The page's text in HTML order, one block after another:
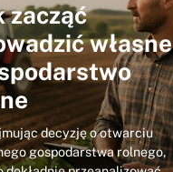
zacząć
własne
decyzję o otwarciu
gospodarstwa rolnego,